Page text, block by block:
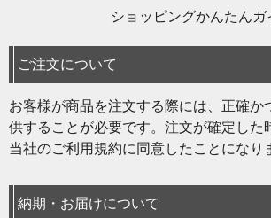
ショッピングかんたんガ
ご注文について
お客様が商品を注文する際には、正確か
供することが必要です。注文が確定した
当社のご利用規約に同意したことになり
納期・お届けについて